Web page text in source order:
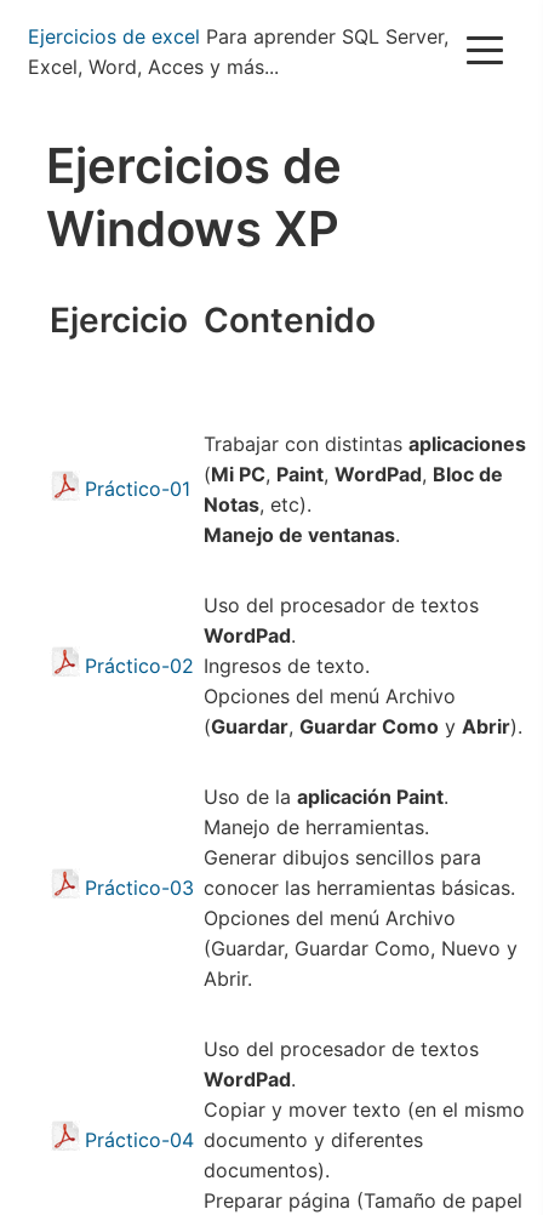
Pasar
contenido
Ejercicios de excel Para aprender SQL Server,
Excel, Word, Acces y más...
Ejercicios de
Windows XP
Ejercicio Contenido
Práctico-01
Trabajar con distintas aplicaciones
(Mi PC, Paint, WordPad, Bloc de
Notas, etc).
Manejo de ventanas.
Práctico-02
Uso del procesador de textos
WordPad.
Ingresos de texto.
Opciones del menú Archivo
(Guardar, Guardar Como y Abrir).
Práctico-03
Uso de la aplicación Paint.
Manejo de herramientas.
Generar dibujos sencillos para
conocer las herramientas básicas.
Opciones del menú Archivo
(Guardar, Guardar Como, Nuevo y
Abrir.
Práctico-04
Uso del procesador de textos
WordPad.
Copiar y mover texto (en el mismo
documento y diferentes
documentos).
Preparar página (Tamaño de papel